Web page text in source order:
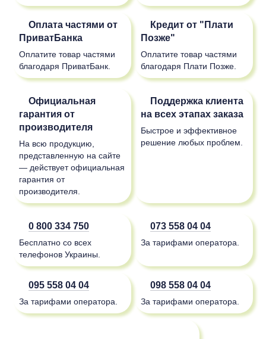
Оплата частями от
ПриватБанка
Оплатите товар частями
благодаря ПриватБанк.
Кредит от "Плати
Позже"
Оплатите товар частями
благодаря Плати Позже.
Официальная
гарантия от
производителя
На всю продукцию,
представленную на сайте
— действует официальная
гарантия от
производителя.
Поддержка клиента
на всех этапах заказа
Быстрое и эффективное
решение любых проблем.
0 800 334 750
Бесплатно со всех
телефонов Украины.
073 558 04 04
За тарифами оператора.
095 558 04 04
За тарифами оператора.
098 558 04 04
За тарифами оператора.